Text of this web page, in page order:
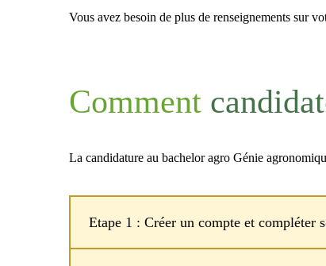
Vous avez besoin de plus de renseignements sur
Comment
La candidature au bachelor agro Génie
Etape 1 : Créer un compte et compléter